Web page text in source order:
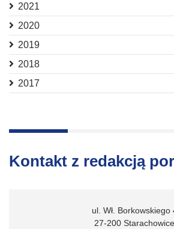
2021
2020
2019
2018
2017
Kontakt z redakcją
ul. Wł. Borkowskiego
27-200 Starachowice